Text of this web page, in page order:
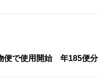
便で使用開始 年185便